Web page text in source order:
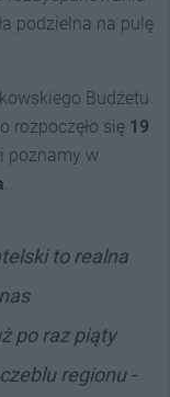
podzielna na pulę
Budżetu
rozpoczęło się 19
poznamy w
to realna
po raz piąty
regionu -